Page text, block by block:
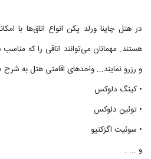
در هتل چاینا ورلد پکن انواع اتاق‌ها‌ با
هستند. مهمانان می‌توانند اتاقی را که
و رزرو نمایند... واحدهای اقامتی هتل به
• کینگ دلوکس
• توئین دلوکس
• سوئیت اگزکتیو
و ... .